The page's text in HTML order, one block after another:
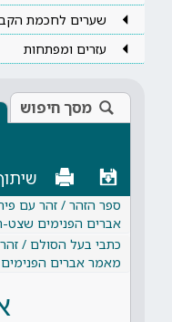
שערים לחכמת
עזרים ומפתחות
מסך חיפוש
ספר הזהר / זהר עם
אברים הפנימים
כתבי בעל הסולם /
מאמר אברים